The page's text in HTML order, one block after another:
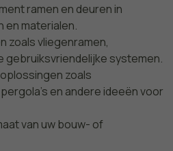
ramen en deuren in
en materialen.
zoals vliegenramen,
gebruiksvriendelijke systemen.
zoals
en andere ideeën voor
van uw bouw- of